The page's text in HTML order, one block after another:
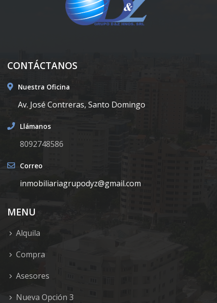
CONTÁCTANOS
Nuestra Oficina
Av. José Contreras, Santo Domingo
Llámanos
8092748586
Correo
inmobiliariagrupodyz@gmail.com
MENU
Alquila
Compra
Asesores
Nueva Opción 3